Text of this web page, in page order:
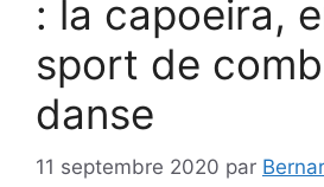
: la capoeira,
sport de
danse
11 septembre 2020 par